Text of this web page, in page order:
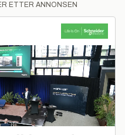
ETTER ANNONSEN